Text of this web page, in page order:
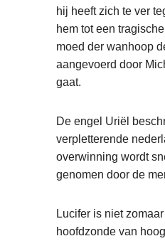
hij heeft zich te ver
hem tot een
moed der wanhoop
aangevoerd door
gaat.
De engel Uriël
verpletterende
overwinning wordt
genomen door de
Lucifer is niet
hoofdzonde van